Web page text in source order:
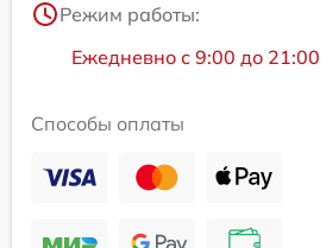
Режим работы:
Ежедневно с 9:00 до 21:00
Способы оплаты